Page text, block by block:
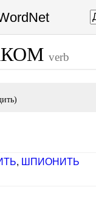
verb
, ШПИОНИТЬ